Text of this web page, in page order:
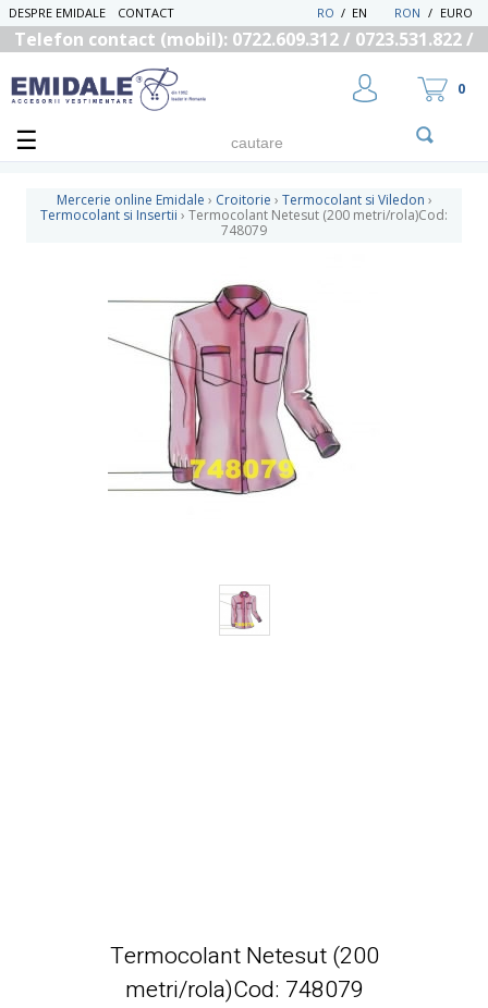
DESPRE EMIDALE CONTACT RON / EURO
EN
/
RO
Telefon contact (mobil): 0722.609.312 / 0723.531.822 /
0
Mercerie online Emidale › Croitorie › Termocolant si Viledon ›
Termocolant si Insertii › Termocolant Netesut (200 metri/rola)Cod:
748079
Termocolant Netesut (200
metri/rola)Cod: 748079